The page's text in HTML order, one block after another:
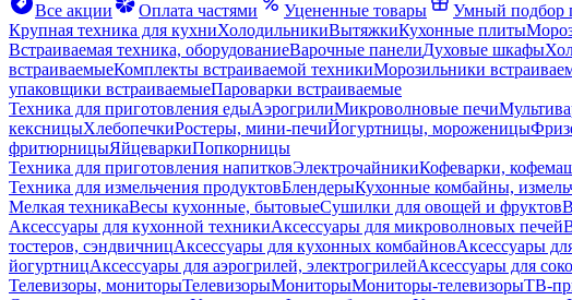
Все акции
Оплата частями Уцененные товары Умный подбор
Крупная техника для кухниХолодильникиВытяжкиКухонные плиты
Встраиваемая техника, оборудованиеВарочные панелиДуховые шкафы
встраиваемыеКомплекты встраиваемой техникиМорозильники
упаковщики встраиваемыеПароварки встраиваемые
Техника для приготовления едыАэрогрилиМикроволновые печи
кексницыХлебопечкиРостеры, мини-печиЙогуртницы, мороженицы
фритюрницыЯйцеваркиПопкорницы
Техника для приготовления напитковЭлектрочайникиКофеварки,
Техника для измельчения продуктовБлендерыКухонные комбайны,
Мелкая техникаВесы кухонные, бытовыеСушилки для овощей и фруктов
Аксессуары для кухонной техникиАксессуары для микроволновых печей
тостеров, сэндвичницАксессуары для кухонных комбайновАксессуары
йогуртницАксессуары для аэрогрилей, электрогрилейАксессуары для
Телевизоры, мониторыТелевизорыМониторыМониторы-телевизорыТВ-